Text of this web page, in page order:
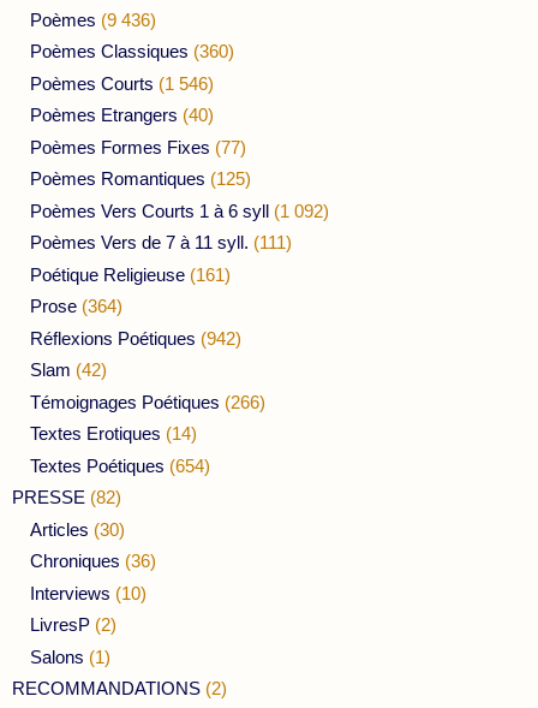
Poèmes (9 436)
Poèmes Classiques (360)
Poèmes Courts (1 546)
Poèmes Etrangers (40)
Poèmes Formes Fixes (77)
Poèmes Romantiques (125)
Poèmes Vers Courts 1 à 6 syll (1 092)
Poèmes Vers de 7 à 11 syll. (111)
Poétique Religieuse (161)
Prose (364)
Réflexions Poétiques (942)
Slam (42)
Témoignages Poétiques (266)
Textes Erotiques (14)
Textes Poétiques (654)
PRESSE (82)
Articles (30)
Chroniques (36)
Interviews (10)
LivresP (2)
Salons (1)
RECOMMANDATIONS (2)